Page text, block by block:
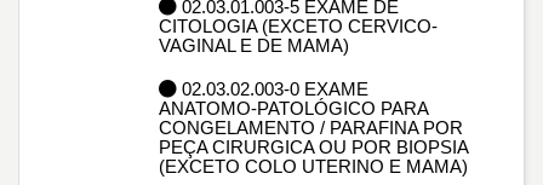
02.03.01.003-5 EXAME DE
CITOLOGIA (EXCETO CERVICO-
VAGINAL E DE MAMA)
02.03.02.003-0 EXAME
ANATOMO-PATOLÓGICO PARA
CONGELAMENTO / PARAFINA POR
PEÇA CIRURGICA OU POR BIOPSIA
(EXCETO COLO UTERINO E MAMA)